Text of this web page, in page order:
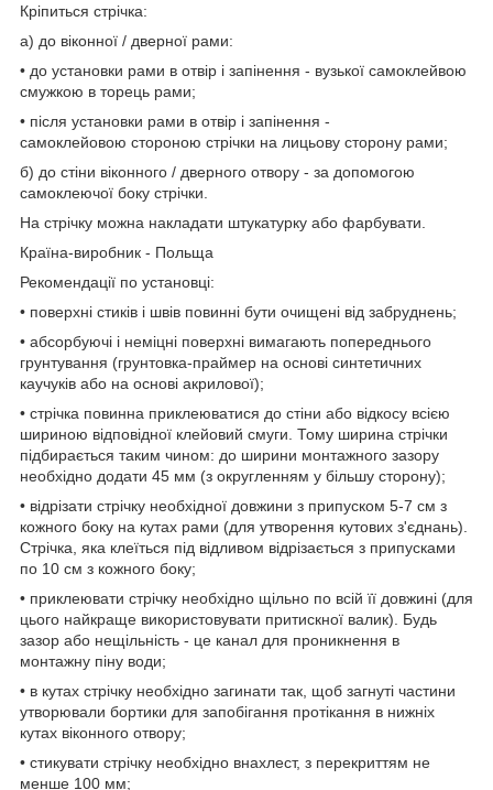
Кріпиться стрічка:
а) до віконної / дверної рами:
• до установки рами в отвір і запінення - вузької самоклейвою
смужкою в торець рами;
• після установки рами в отвір і запінення -
самоклейовою стороною стрічки на лицьову сторону рами;
б) до стіни віконного / дверного отвору - за допомогою
самоклеючої боку стрічки.
На стрічку можна накладати штукатурку або фарбувати.
Країна-виробник - Польща
Рекомендації по установці:
• поверхні стиків і швів повинні бути очищені від забруднень;
• абсорбуючі і неміцні поверхні вимагають попереднього
грунтування (грунтовка-праймер на основі синтетичних
каучуків або на основі акрилової);
• стрічка повинна приклеюватися до стіни або відкосу всією
шириною відповідної клейовий смуги. Тому ширина стрічки
підбирається таким чином: до ширини монтажного зазору
необхідно додати 45 мм (з округленням у більшу сторону);
• відрізати стрічку необхідної довжини з припуском 5-7 см з
кожного боку на кутах рами (для утворення кутових з'єднань).
Стрічка, яка клеїться під відливом відрізається з припусками
по 10 см з кожного боку;
• приклеювати стрічку необхідно щільно по всій її довжині (для
цього найкраще використовувати притискної валик). Будь
зазор або нещільність - це канал для проникнення в
монтажну піну води;
• в кутах стрічку необхідно загинати так, щоб загнуті частини
утворювали бортики для запобігання протікання в нижніх
кутах віконного отвору;
• стикувати стрічку необхідно внахлест, з перекриттям не
менше 100 мм;